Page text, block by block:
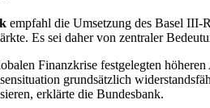
empfahl die Umsetzung des Basel
Es sei daher von zentraler
Finanzkrise festgelegten
grundsätzlich
erklärte die Bundesbank.